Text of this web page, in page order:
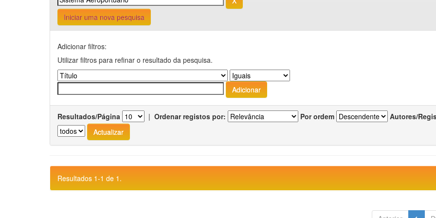
Iniciar uma nova pesquisa
Adicionar filtros:
Utilizar filtros para refinar o resultado da pesquisa.
Resultados/Página | Ordenar registos por: Por ordem Autores/
Resultados 1-1 de 1.